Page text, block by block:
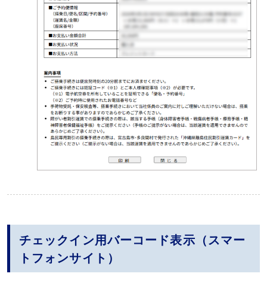
チェックイン用バーコード表示（スマー
トフォンサイト）